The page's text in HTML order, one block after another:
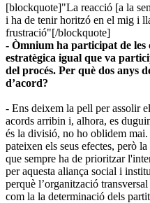
[blockquote]"La reacció [a la
i ha de tenir horitzó en el mig i
frustració"[/blockquote]
- Òmnium ha participat de
estratègica igual que va
del procés. Per què dos anys
d’acord?
- Ens deixem la pell per assolir
acords arribin i, alhora, es
és la divisió, no ho oblidem mai.
pateixen els seus efectes, però
que sempre ha de prioritzar
per aquesta aliança social i
perquè l’organització
com la la determinació dels